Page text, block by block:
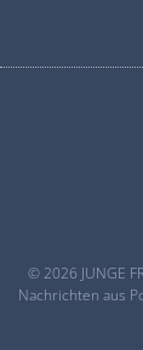
© 2026 JUNGE
Nachrichten aus